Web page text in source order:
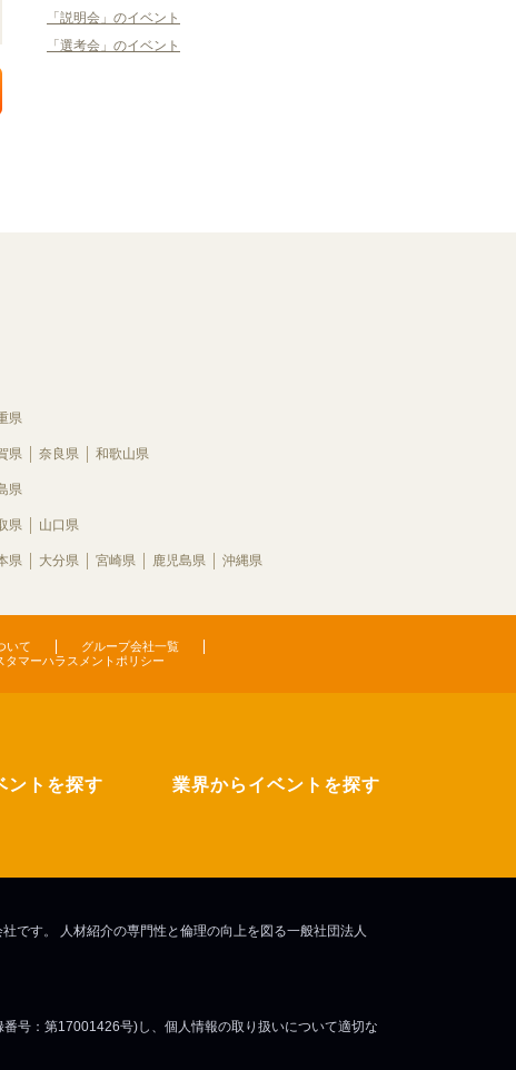
「説明会」のイベント
「選考会」のイベント
県
県 奈良県 和歌山県
県
県 山口県
県 大分県 宮崎県 鹿児島県 沖縄県
いて
グループ会社一覧
タマーハラスメントポリシー
ントを探す 業界からイベントを探す